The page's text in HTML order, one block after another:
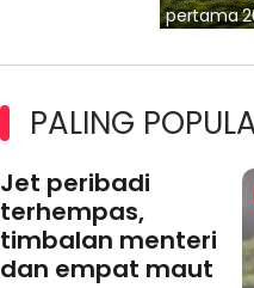
pertama
PALING
Jet peribadi
terhempas,
timbalan menteri
dan empat maut